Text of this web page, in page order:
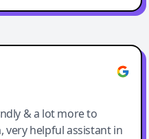
& a lot more to
very helpful assistant in